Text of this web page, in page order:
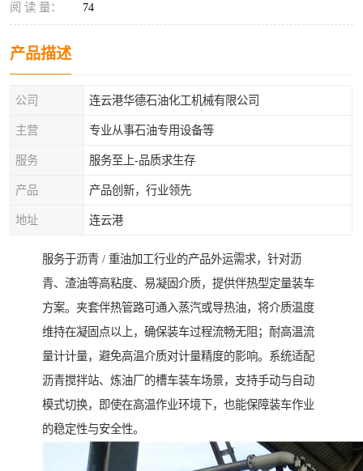
阅 读 量： 74
产品描述
公司 连云港华德石油化工机械有限公司
主营 专业从事石油专用设备等
服务 服务至上-品质求生存
产品 产品创新，行业领先
地址 连云港
服务于沥青 / 重油加工行业的产品外运需求，针对沥
青、渣油等高粘度、易凝固介质，提供伴热型定量装车
方案。夹套伴热管路可通入蒸汽或导热油，将介质温度
维持在凝固点以上，确保装车过程流畅无阻；耐高温流
量计计量，避免高温介质对计量精度的影响。系统适配
沥青搅拌站、炼油厂的槽车装车场景，支持手动与自动
模式切换，即使在高温作业环境下，也能保障装车作业
的稳定性与安全性。